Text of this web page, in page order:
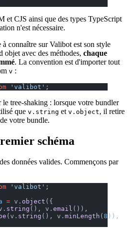
et CJS ainsi que des types TypeScript
n'est nécessaire.
connaître sur Valibot est son style
avec des méthodes, chaque
. La convention est d'importer tout
v :
'valibot' ;
tree-shaking : lorsque votre bundler
que v.string et v.object, il retire
votre bundle.
schéma
données valides. Commençons par
'valibot' ;
= v. object ({
string (), v. email ()),
(v. string (), v. minLength ( 8 )),